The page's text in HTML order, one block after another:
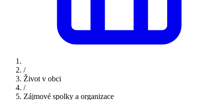
/
Život v obci
/
Zájmové spolky a organizace